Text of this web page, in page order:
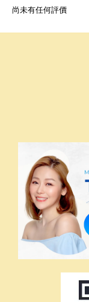
尚未有任何評價